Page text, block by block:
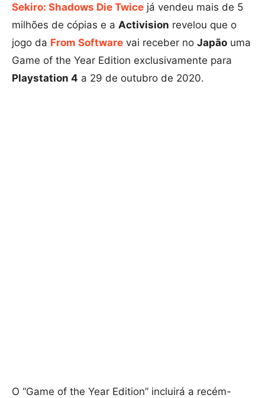
Sekiro: Shadows Die Twice já vendeu mais de 5
milhões de cópias e a Activision revelou que o
jogo da From Software vai receber no Japão uma
Game of the Year Edition exclusivamente para
Playstation 4 a 29 de outubro de 2020.
O “Game of the Year Edition” incluirá a recém-